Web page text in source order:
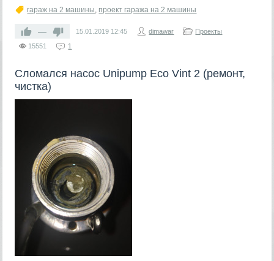
гараж на 2 машины, проект гаража на 2 машины
— 15.01.2019 12:45 dimawar
Проекты
15551
1
Сломался насос Unipump Eco Vint 2 (ремонт,
чистка)